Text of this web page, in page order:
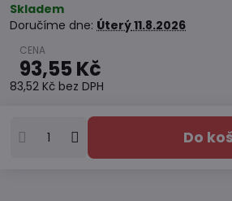
Skladem
Doručíme dne: Úterý11.8.2026
93,55 Kč
83,52 Kč bez DPH
Do